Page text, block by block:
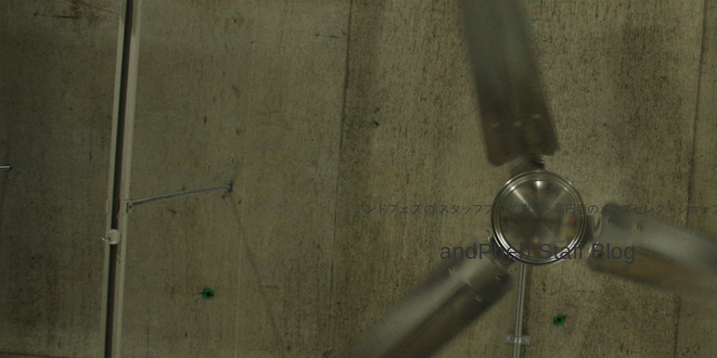
アンドフェブ の スタッフブログ 東京・高円寺のメンズセレクトショッ
andPheb Staff Blog